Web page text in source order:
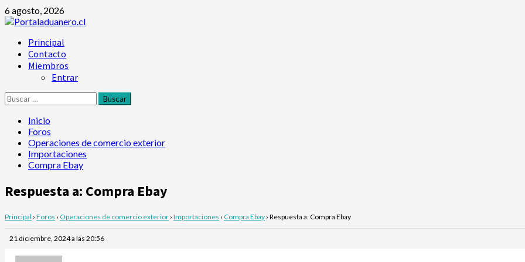
Saltar
al
6 agosto, 2026
Menú
principal
Principal
Contacto
Miembros
Entrar
Buscar:
Inicio
Foros
Operaciones de comercio exterior
Importaciones
Compra Ebay
Respuesta a: Compra Ebay
Principal › Foros › Operaciones de comercio exterior › Importaciones › Compra Ebay › Respuesta a: Compra Ebay
21 diciembre, 2024 a las 20:56